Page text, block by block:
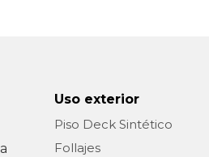
Uso exterior
Piso Deck Sintético
Follajes